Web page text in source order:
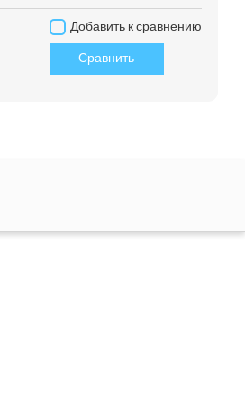
Добавить к сравнению
Сравнить